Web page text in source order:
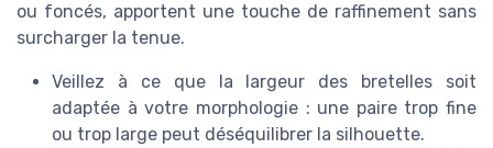
ou foncés, apportent une touche de raffinement sans
surcharger la tenue.
Veillez à ce que la largeur des bretelles soit
adaptée à votre morphologie : une paire trop fine
ou trop large peut déséquilibrer la silhouette.